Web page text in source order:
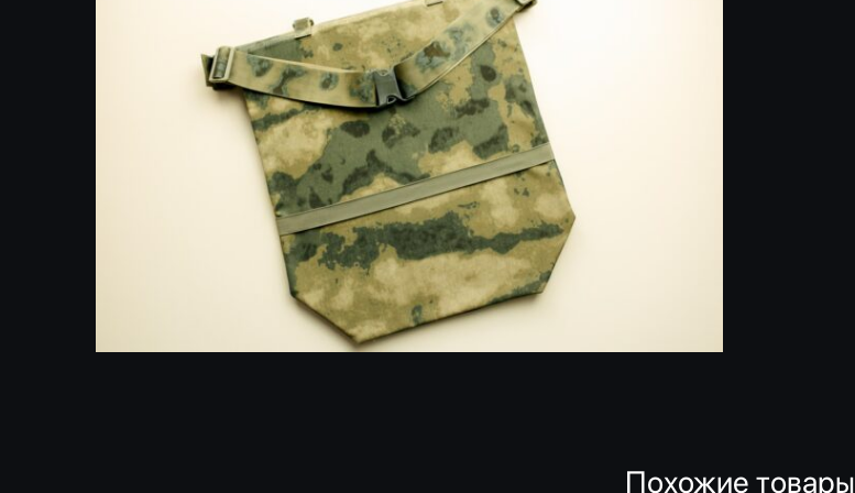
Похожие товары